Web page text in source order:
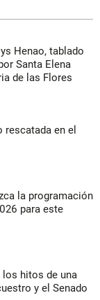
Henao, tablado
Santa Elena
de las Flores
en el
la programación
para este
hitos de una
y el Senado